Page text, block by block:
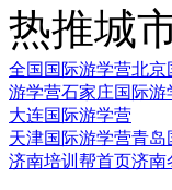
热推城
全国国际游学营北京
游学营石家庄国际游
大连国际游学营
天津国际游学营青岛
济南培训帮首页济南